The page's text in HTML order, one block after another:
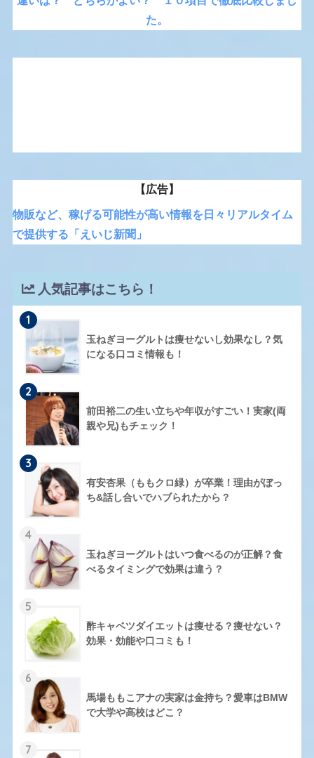
た。
【広告】
物販など、稼げる可能性が高い情報を日々リアルタイム
で提供する「えいじ新聞」
人気記事はこちら！
1
玉ねぎヨーグルトは痩せないし効果なし？気
になる口コミ情報も！
2
前田裕二の生い立ちや年収がすごい！実家(両
親や兄)もチェック！
3
有安杏果（ももクロ緑）が卒業！理由がぼっ
ち&話し合いでハブられたから？
4
玉ねぎヨーグルトはいつ食べるのが正解？食
べるタイミングで効果は違う？
5
酢キャベツダイエットは痩せる？痩せない？
効果・効能や口コミも！
6
馬場ももこアナの実家は金持ち？愛車はBMW
で大学や高校はどこ？
7